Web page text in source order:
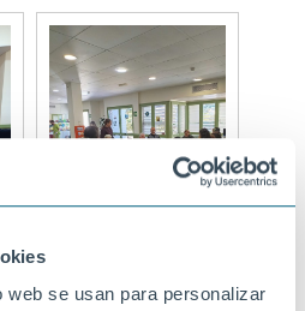
se usan para personalizar